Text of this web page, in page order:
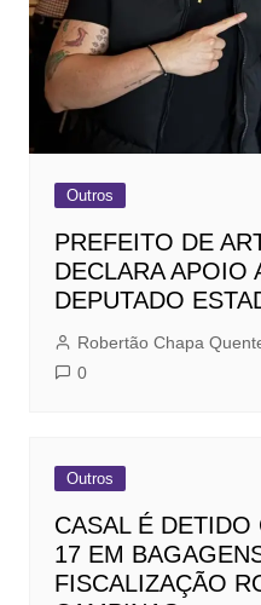
Outros
PREFEITO DE
DECLARA APOIO
DEPUTADO
Robertão Chapa
0
Outros
CASAL É
17 EM
FISCALIZAÇÃO